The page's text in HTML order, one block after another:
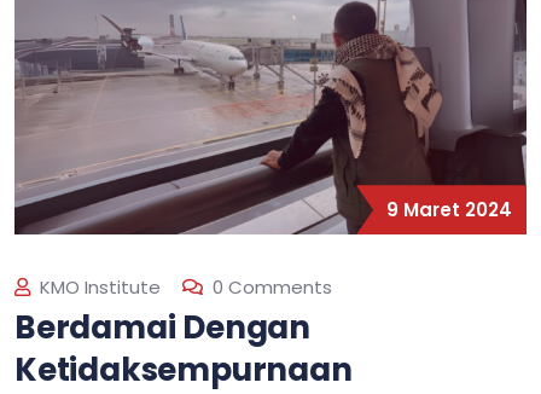
9 Maret 2024
KMO Institute 0 Comments
Berdamai Dengan
Ketidaksempurnaan